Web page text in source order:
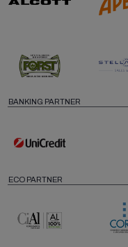
BANKING PARTNER
ECO PARTNER